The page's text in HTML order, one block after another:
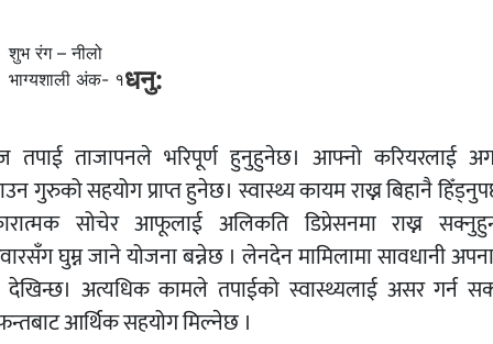
शुभ रंग – नीलो
भाग्यशाली अंक- १धनु:
ताजापनले भरिपूर्ण हुनुहुनेछ। आफ्नो करियरलाई
गुरुको सहयोग प्राप्त हुनेछ। स्वास्थ्य कायम राख्न बिहानै
सोचेर आफूलाई अलिकति डिप्रेसनमा राख्न
घुम्न जाने योजना बन्नेछ । लेनदेन मामिलामा सावधानी
देखिन्छ। अत्यधिक कामले तपाईको स्वास्थ्यलाई असर गर्न
आर्थिक सहयोग मिल्नेछ ।